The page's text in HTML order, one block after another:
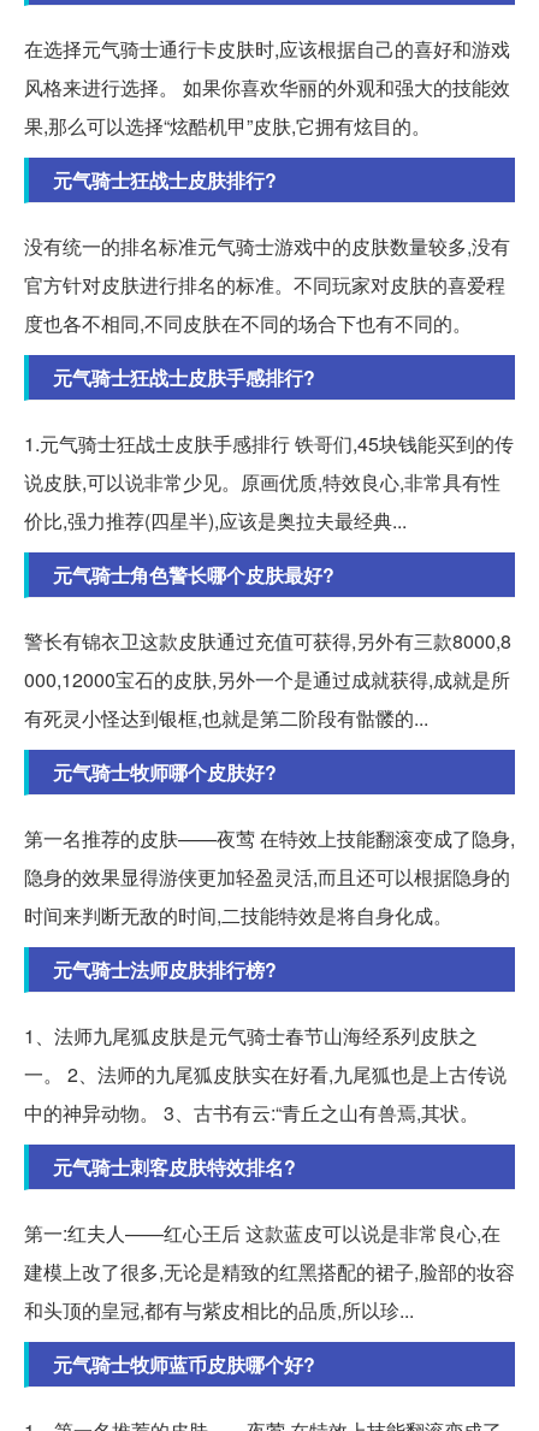
在选择元气骑士通行卡皮肤时,应该根据自己的喜好和游戏
风格来进行选择。 如果你喜欢华丽的外观和强大的技能效
果,那么可以选择“炫酷机甲”皮肤,它拥有炫目的。
元气骑士狂战士皮肤排行?
没有统一的排名标准元气骑士游戏中的皮肤数量较多,没有
官方针对皮肤进行排名的标准。不同玩家对皮肤的喜爱程
度也各不相同,不同皮肤在不同的场合下也有不同的。
元气骑士狂战士皮肤手感排行?
1.元气骑士狂战士皮肤手感排行 铁哥们,45块钱能买到的传
说皮肤,可以说非常少见。原画优质,特效良心,非常具有性
价比,强力推荐(四星半),应该是奥拉夫最经典...
元气骑士角色警长哪个皮肤最好?
警长有锦衣卫这款皮肤通过充值可获得,另外有三款8000,8
000,12000宝石的皮肤,另外一个是通过成就获得,成就是所
有死灵小怪达到银框,也就是第二阶段有骷髅的...
元气骑士牧师哪个皮肤好?
第一名推荐的皮肤——夜莺 在特效上技能翻滚变成了隐身,
隐身的效果显得游侠更加轻盈灵活,而且还可以根据隐身的
时间来判断无敌的时间,二技能特效是将自身化成。
元气骑士法师皮肤排行榜?
1、法师九尾狐皮肤是元气骑士春节山海经系列皮肤之
一。 2、法师的九尾狐皮肤实在好看,九尾狐也是上古传说
中的神异动物。 3、古书有云:“青丘之山有兽焉,其状。
元气骑士刺客皮肤特效排名?
第一:红夫人——红心王后 这款蓝皮可以说是非常良心,在
建模上改了很多,无论是精致的红黑搭配的裙子,脸部的妆容
和头顶的皇冠,都有与紫皮相比的品质,所以珍...
元气骑士牧师蓝币皮肤哪个好?